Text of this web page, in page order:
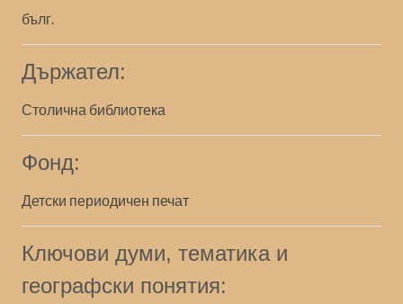
бълг.
Държател:
Столична библиотека
Фонд:
Детски периодичен печат
Ключови думи, тематика и
географски понятия: